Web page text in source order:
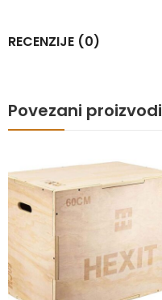
RECENZIJE (0)
Povezani proizvodi